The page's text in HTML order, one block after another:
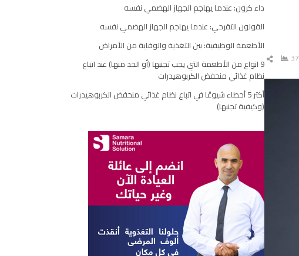
37
شارك
المقال
داء كرون: عندما يهاجم الجهاز الهضمي نفسه
القولون التقرحي: عندما يهاجم الجهاز الهضمي نفسه
الأطعمة الوظيفية: بين التغذية والوقاية من الأمراض
9 انواع من الأطعمة التي يجب تجنبها (أو الحد منها) عند اتباع
نظام غذائي منخفض الكربوهيدرات
أكثر 5 أخطاء شيوعًا في اتباع نظام غذائي منخفض الكربوهيدرات
(وكيفية تجنبها)